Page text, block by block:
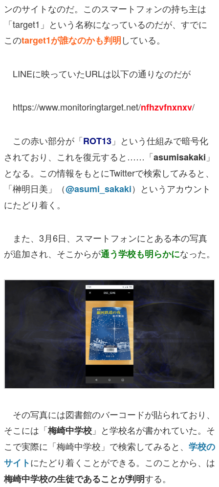
ンのサイトなのだ。このスマートフォンの持ち主は
「target1」という名称になっているのだが、すでに
このtarget1が誰なのかも判明している。
LINEに映っていたURLは以下の通りなのだが
https://www.monitoringtarget.net/nfhzvfnxnxv/
この赤い部分が「ROT13 」という仕組みで暗号化
されており、これを復元すると……「asumisakaki 」
となる。この情報をもとにTwitterで検索してみると、
「榊明日美」（@asumi_sakaki）というアカウント
にたどり着く。
また、3月6日、スマートフォンにとある本の写真
が追加され、そこからが通う学校も明らかになった。
その写真には図書館のバーコードが貼られており、
そこには「梅崎中学校 」と学校名が書かれていた。そ
こで実際に「梅崎中学校」で検索してみると、 学校の
サイトにたどり着くことができる。このことから、は
梅崎中学校の生徒であることが判明する。